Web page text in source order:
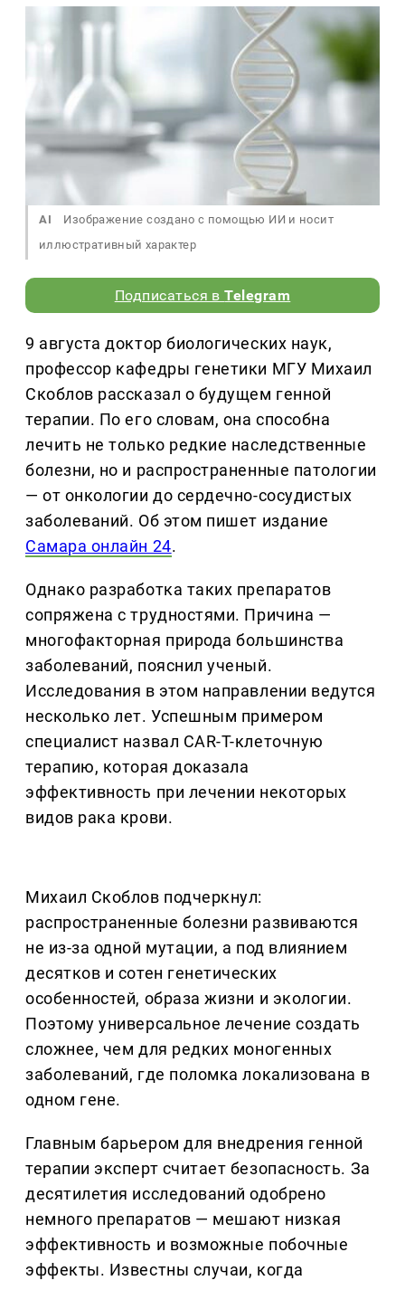
AI
Изображение создано с помощью ИИ и носит
иллюстративный характер
Подписаться вTelegram
9 августа доктор биологических наук,
профессор кафедры генетики МГУ Михаил
Скоблов рассказал о будущем генной
терапии. По его словам, она способна
лечить не только редкие наследственные
болезни, но и распространенные патологии
— от онкологии до сердечно-сосудистых
заболеваний. Об этом пишет издание
Самара онлайн 24.
Однако разработка таких препаратов
сопряжена с трудностями. Причина —
многофакторная природа большинства
заболеваний, пояснил ученый.
Исследования в этом направлении ведутся
несколько лет. Успешным примером
специалист назвал CAR-T-клеточную
терапию, которая доказала
эффективность при лечении некоторых
видов рака крови.
Михаил Скоблов подчеркнул:
распространенные болезни развиваются
не из-за одной мутации, а под влиянием
десятков и сотен генетических
особенностей, образа жизни и экологии.
Поэтому универсальное лечение создать
сложнее, чем для редких моногенных
заболеваний, где поломка локализована в
одном гене.
Главным барьером для внедрения генной
терапии эксперт считает безопасность. За
десятилетия исследований одобрено
немного препаратов — мешают низкая
эффективность и возможные побочные
эффекты. Известны случаи, когда